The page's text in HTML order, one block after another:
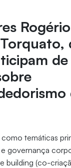
de
temáticas
governança
building (co-